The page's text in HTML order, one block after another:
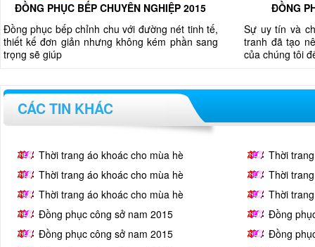
ĐỒNG PHỤC BẾP CHUYÊN NGHIỆP 2015
Đồng phục bếp chỉnh chu với đường nét tinh tế,
thiết kế đơn giản nhưng không kém phần sang
trọng sẽ giúp
ĐỒNG
Sự uy tín và
tranh đã tạo
của chúng tôi
CÁC TIN KHÁC
Thời trang áo khoác cho mùa hè
Thời
Thời trang áo khoác cho mùa hè
Thời
Thời trang áo khoác cho mùa hè
Thời
Đồng phục công sở nam 2015
Đồng
Đồng phục công sở nam 2015
Đồng